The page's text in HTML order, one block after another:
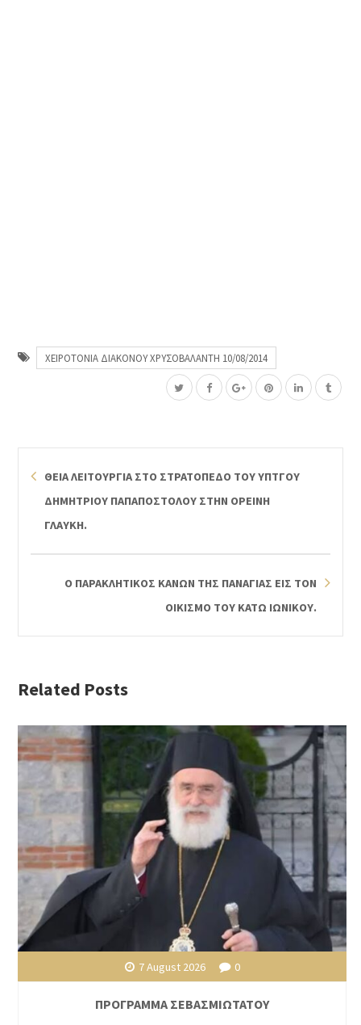
ΧΕΙΡΟΤΟΝΙΑ ΔΙΑΚΟΝΟΥ ΧΡΥΣΟΒΑΛΑΝΤΗ 10/08/2014
ΘΕΙΑ ΛΕΙΤΟΥΡΓΙΑ ΣΤΟ ΣΤΡΑΤΟΠΕΔΟ ΤΟΥ ΥΠΤΓΟΥ
ΔΗΜΗΤΡΙΟΥ ΠΑΠΑΠΟΣΤΟΛΟΥ ΣΤΗΝ ΟΡΕΙΝΗ
ΓΛΑΥΚΗ.
Ο ΠΑΡΑΚΛΗΤΙΚΟΣ ΚΑΝΩΝ ΤΗΣ ΠΑΝΑΓΙΑΣ ΕΙΣ ΤΟΝ
ΟΙΚΙΣΜΟ ΤΟΥ ΚΑΤΩ ΙΩΝΙΚΟΥ.
Related Posts
7 August 2026 0
ΠΡΟΓΡΑΜΜΑ ΣΕΒΑΣΜΙΩΤΑΤΟΥ